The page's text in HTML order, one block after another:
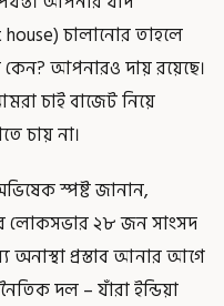
চালানোর তাহলে
আপনারও দায় রয়েছে।
চাই বাজেট নিয়ে
চায় না।
স্পষ্ট জানান,
লোকসভার ২৮ জন সাংসদ
অনাস্থা প্রস্তাব আনার আগে
দল – যাঁরা ইন্ডিয়া